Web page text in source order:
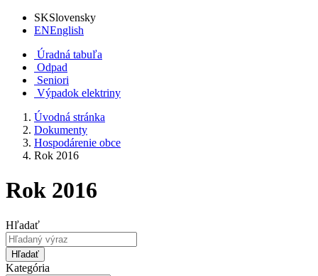
SKSlovensky
ENEnglish
Úradná tabuľa
Odpad
Seniori
Výpadok elektriny
Úvodná stránka
Dokumenty
Hospodárenie obce
Rok 2016
Rok 2016
Hľadať
Hľadať
Kategória